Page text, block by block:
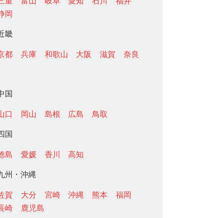
岡
畿
都 兵庫 和歌山 大阪 滋賀 奈良
国
口 岡山 島根 広島 鳥取
国
島 愛媛 香川 高知
州・沖縄
賀 大分 宮崎 沖縄 熊本
福岡
崎
鹿児島